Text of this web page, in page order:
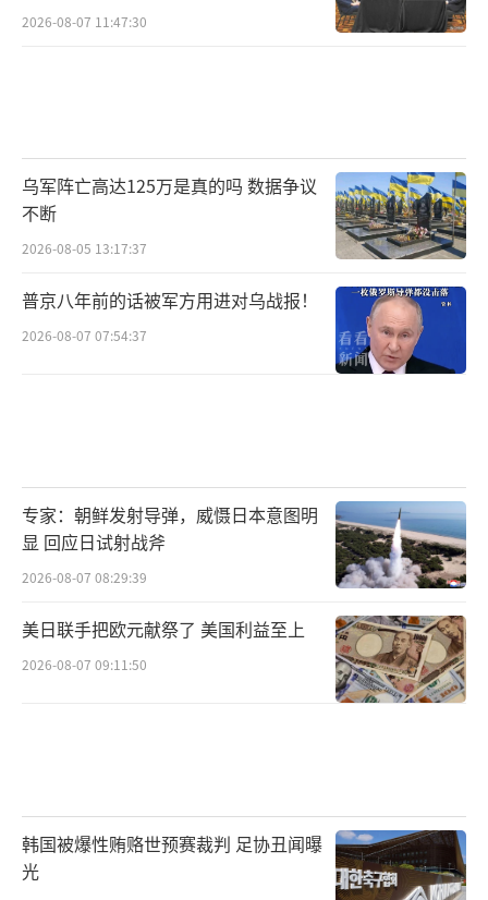
2026-08-07 11:47:30
乌军阵亡高达125万是真的吗 数据争议
不断
2026-08-05 13:17:37
普京八年前的话被军方用进对乌战报！
2026-08-07 07:54:37
专家：朝鲜发射导弹，威慑日本意图明
显 回应日试射战斧
2026-08-07 08:29:39
美日联手把欧元献祭了 美国利益至上
2026-08-07 09:11:50
韩国被爆性贿赂世预赛裁判 足协丑闻曝
光